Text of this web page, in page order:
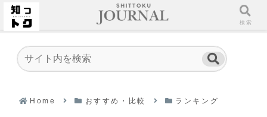
Home おすすめ・比較 ランキング
ホーム 検索